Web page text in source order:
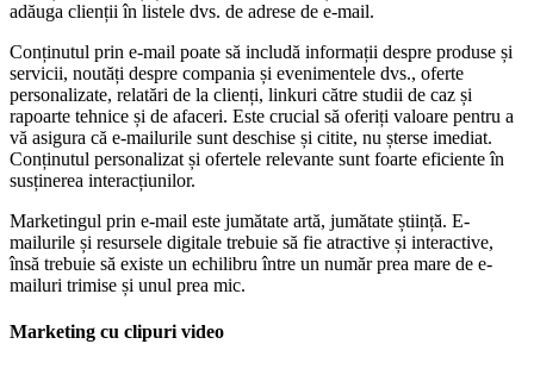
adăuga clienții în listele dvs. de adrese de e-mail.
Conținutul prin e-mail poate să includă informații despre produse și
servicii, noutăți despre compania și evenimentele dvs., oferte
personalizate, relatări de la clienți, linkuri către studii de caz și
rapoarte tehnice și de afaceri. Este crucial să oferiți valoare pentru a
vă asigura că e-mailurile sunt deschise și citite, nu șterse imediat.
Conținutul personalizat și ofertele relevante sunt foarte eficiente în
susținerea interacțiunilor.
Marketingul prin e-mail este jumătate artă, jumătate știință. E-
mailurile și resursele digitale trebuie să fie atractive și interactive,
însă trebuie să existe un echilibru între un număr prea mare de e-
mailuri trimise și unul prea mic.
Marketing cu clipuri video